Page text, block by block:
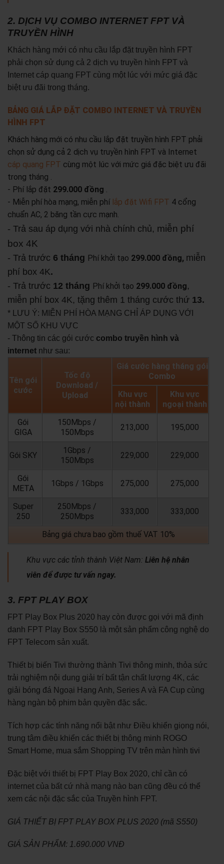
2. DỊCH VỤ COMBO INTERNET FPT VÀ
TRUYỀN HÌNH
Khách hàng mới có nhu cầu lắp đặt truyền hình FPT
phải chọn sử dụng cả 2 dịch vụ truyền hình FPT và
Internet cáp quang FPT cùng một lúc với mức giá đặc
biệt ưu đãi trong tháng.
BẢNG GIÁ LẮP ĐẶT COMBO INTERNET VÀ TRUYỀN
HÌNH FPT
Khách hàng mới có nhu cầu lắp đặt truyền hình FPT phải
chọn sử dụng cả 2 dịch vụ truyền hình FPT và Internet
cáp quang FPT cùng một lúc với mức giá đặc biệt ưu đãi
trong tháng .
- Phí lắp đặt 299.000 đồng
- Miễn phí hòa mạng, miễn phí lắp đặt Wifi FPT 4 cổng
chuẩn AC, 2 băng tần cực mạnh.
- Trả sau áp dụng với nhà chính chủ, miễn phí
box 4K
- Trả trước 6 tháng Phí khởi tạo 299.000 đồng, miễn
phí box 4K.
- Trả trước 12 tháng Phí khởi tạo 299.000 đồng,
miễn phí box 4K, tặng thêm 1 tháng cước thứ 13.
* LƯU Ý: MIỄN PHÍ HÒA MẠNG CHỈ ÁP DỤNG VỚI
MỘT SỐ KHU VỰC
- Thông tin các gói cước combo truyền hình và
internet như sau:
Tên gói
cước
Tốc độ
Download /
Upload
Giá cước hàng tháng gói
Combo
Khu vực
nội thành
Khu vực
ngoại thành
Gói
GIGA
150Mbps /
150Mbps
213,000 195,000
Gói SKY
1Gbps /
150Mbps
229,000 229,000
Gói
META
1Gbps / 1Gbps 275,000 275,000
Super
250
250Mbps /
250Mbps
333,000 333,000
Bảng giá chưa bao gồm thuế VAT 10%
Khu vực các tỉnh thành Việt Nam: Liên hệ nhân
viên để được tư vấn ngay.
3. FPT PLAY BOX
FPT Play Box Plus 2020 hay còn được gọi với mã định
danh FPT Play Box S550 là một sản phẩm công nghệ do
FPT Telecom sản xuất.
Thiết bị biến Tivi thường thành Tivi thông minh, thỏa sức
trải nghiệm nội dung giải trí bất tận chất lượng 4K, các
giải bóng đá Ngoại Hạng Anh, Series A và FA Cup cùng
hàng ngàn bộ phim bản quyền đặc sắc.
Tích hợp các tính năng nổi bật như Điều khiển giọng nói,
trung tâm điều khiển các thiết bị thông minh ROGO
Smart Home, mua sắm Shopping TV trên màn hình tivi
Đặc biệt với thiết bị FPT Play Box 2020, chỉ cần có
internet của bất cứ nhà mạng nào bạn cũng đều có thể
xem các nội đặc sắc của Truyền hình FPT.
GIÁ THIẾT BỊ FPT PLAY BOX PLUS 2020 (mã S550)
GIÁ SẢN PHẨM: 1.690.000 VNĐ